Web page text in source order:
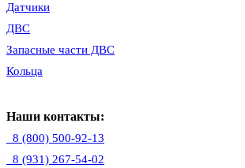
Датчики
ДВС
Запасные части ДВС
Кольца
Наши контакты:
8 (800) 500-92-13
8 (931) 267-54-02